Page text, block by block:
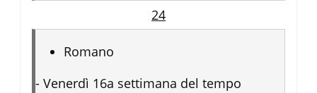
24
Romano
- Venerdì 16a settimana del tempo